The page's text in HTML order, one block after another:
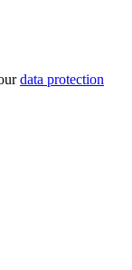
data protection